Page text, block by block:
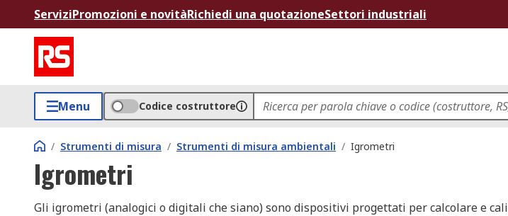
ServiziPromozioni e novitàRichiedi una quotazioneSettori industriali
Menu Codice costruttore
/ Strumenti di misura / Strumenti di misura ambientali / Igrometri
Igrometri
Gli igrometri (analogici o digitali che siano) sono dispositivi progettati per calcolare e